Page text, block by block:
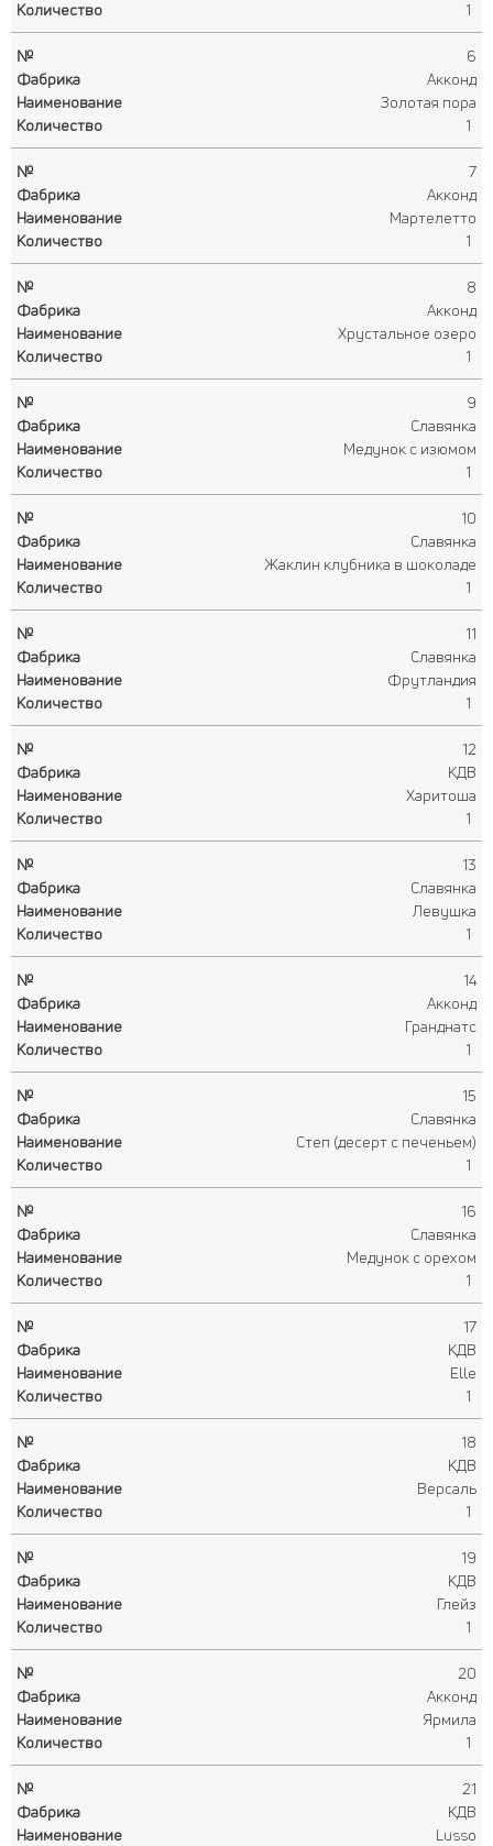
1
6
Акконд
Золотая пора
1
7
Акконд
Мартелетто
1
8
Акконд
Хрустальное озеро
1
9
Славянка
Медунок с изюмом
1
10
Славянка
Жаклин клубника в шоколаде
1
11
Славянка
Фрутландия
1
12
КДВ
Харитоша
1
13
Славянка
Левушка
1
14
Акконд
Гранднатс
1
15
Славянка
Степ (десерт с печеньем)
1
16
Славянка
Медунок с орехом
1
17
КДВ
Elle
1
18
КДВ
Версаль
1
19
КДВ
Глейз
1
20
Акконд
Ярмила
1
21
КДВ
Lusso